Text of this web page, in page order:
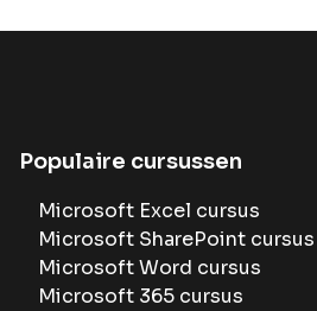
Populaire cursussen
Microsoft Excel cursus
Microsoft SharePoint cursus
Microsoft Word cursus
Microsoft 365 cursus